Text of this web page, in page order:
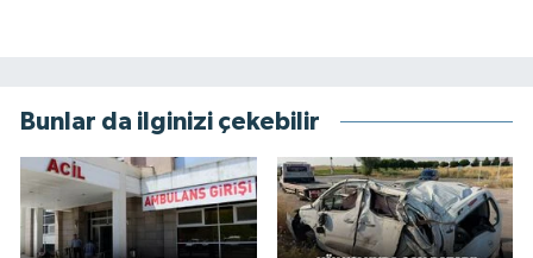
Bunlar da ilginizi çekebilir